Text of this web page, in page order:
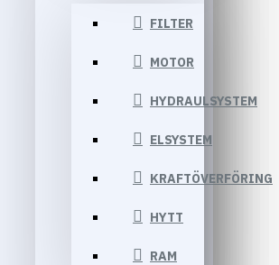
FILTER
MOTOR
HYDRAULSYSTEM
ELSYSTEM
KRAFTÖVERFÖRING
HYTT
RAM